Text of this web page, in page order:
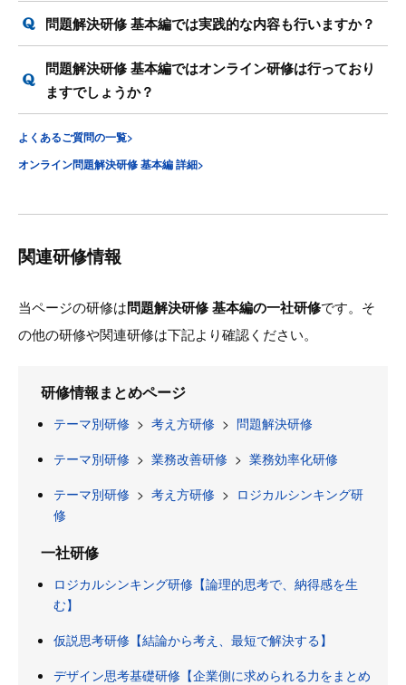
問題解決研修 基本編では実践的な内容も行いますか？
問題解決研修 基本編ではオンライン研修は行っており
ますでしょうか？
よくあるご質問の一覧>
オンライン問題解決研修 基本編 詳細>
関連研修情報
当ページの研修は問題解決研修 基本編の一社研修です。そ
の他の研修や関連研修は下記より確認ください。
研修情報まとめページ
テーマ別研修 > 考え方研修 > 問題解決研修
テーマ別研修 > 業務改善研修 > 業務効率化研修
テーマ別研修 > 考え方研修 > ロジカルシンキング研
修
一社研修
ロジカルシンキング研修【論理的思考で、納得感を生
む】
仮説思考研修【結論から考え、最短で解決する】
デザイン思考基礎研修【企業側に求められる力をまとめ